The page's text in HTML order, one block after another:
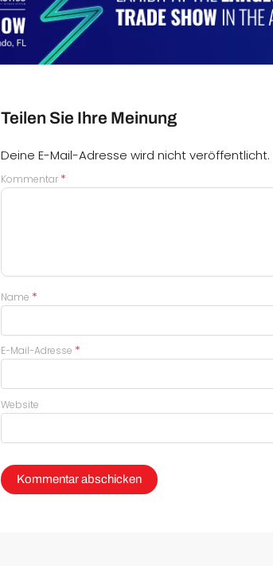
Teilen Sie Ihre Meinung
Deine E-Mail-Adresse wird nicht veröffentlicht.
Kommentar *
Name *
E-Mail-Adresse *
Website